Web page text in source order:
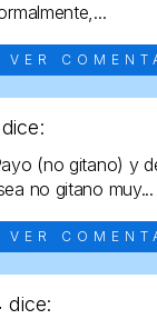
VER
dice:
(no gitano) y
no gitano muy...
VER
dice: